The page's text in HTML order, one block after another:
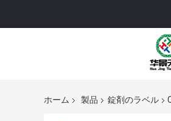
ホーム 製品 錠剤のラベル